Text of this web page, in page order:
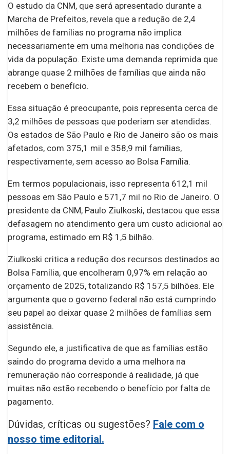
O estudo da CNM, que será apresentado durante a
Marcha de Prefeitos, revela que a redução de 2,4
milhões de famílias no programa não implica
necessariamente em uma melhoria nas condições de
vida da população. Existe uma demanda reprimida que
abrange quase 2 milhões de famílias que ainda não
recebem o benefício.
Essa situação é preocupante, pois representa cerca de
3,2 milhões de pessoas que poderiam ser atendidas.
Os estados de São Paulo e Rio de Janeiro são os mais
afetados, com 375,1 mil e 358,9 mil famílias,
respectivamente, sem acesso ao Bolsa Família.
Em termos populacionais, isso representa 612,1 mil
pessoas em São Paulo e 571,7 mil no Rio de Janeiro. O
presidente da CNM, Paulo Ziulkoski, destacou que essa
defasagem no atendimento gera um custo adicional ao
programa, estimado em R$ 1,5 bilhão.
Ziulkoski critica a redução dos recursos destinados ao
Bolsa Família, que encolheram 0,97% em relação ao
orçamento de 2025, totalizando R$ 157,5 bilhões. Ele
argumenta que o governo federal não está cumprindo
seu papel ao deixar quase 2 milhões de famílias sem
assistência.
Segundo ele, a justificativa de que as famílias estão
saindo do programa devido a uma melhora na
remuneração não corresponde à realidade, já que
muitas não estão recebendo o benefício por falta de
pagamento.
Dúvidas, críticas ou sugestões? Fale com o
nosso time editorial.